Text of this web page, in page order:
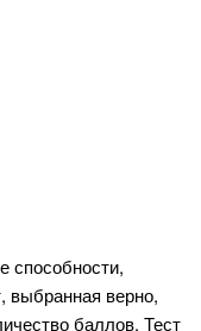
способности,
выбранная верно,
баллов. Тест